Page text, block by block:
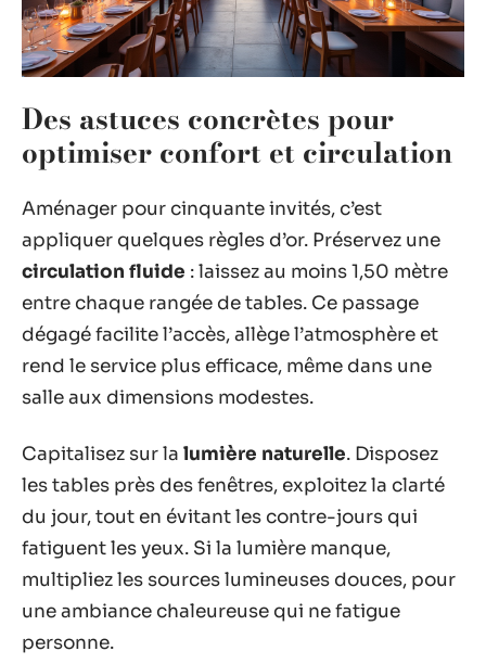
Des astuces concrètes pour
optimiser confort et circulation
Aménager pour cinquante invités, c’est
appliquer quelques règles d’or. Préservez une
circulation fluide : laissez au moins 1,50 mètre
entre chaque rangée de tables. Ce passage
dégagé facilite l’accès, allège l’atmosphère et
rend le service plus efficace, même dans une
salle aux dimensions modestes.
Capitalisez sur la lumière naturelle. Disposez
les tables près des fenêtres, exploitez la clarté
du jour, tout en évitant les contre-jours qui
fatiguent les yeux. Si la lumière manque,
multipliez les sources lumineuses douces, pour
une ambiance chaleureuse qui ne fatigue
personne.